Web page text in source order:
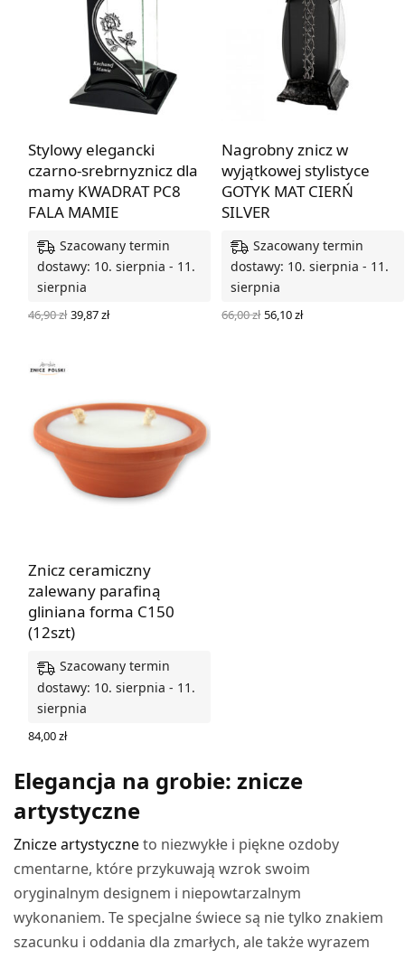
Stylowy elegancki
czarno-srebrnyznicz dla
mamy KWADRAT PC8
FALA MAMIE
Szacowany termin
dostawy: 10. sierpnia - 11.
sierpnia
46,90zł Pierwotna
cena
39,87złAktualna
Nagrobny znicz w
wyjątkowej stylistyce
GOTYK MAT CIERŃ
SILVER
Szacowany termin
dostawy: 10. sierpnia - 11.
sierpnia
66,00zł Pierwotna
cena
56,10złAktualna
Znicz ceramiczny
zalewany parafiną
gliniana forma C150
(12szt)
Szacowany termin
dostawy: 10. sierpnia - 11.
sierpnia
84,00zł
Elegancja na grobie: znicze
artystyczne
Znicze artystyczneto niezwykłe i piękne ozdoby
cmentarne, które przykuwają wzrok swoim
oryginalnym designem i niepowtarzalnym
wykonaniem. Te specjalne świece są nie tylko znakiem
szacunku i oddania dla zmarłych, ale także wyrazem